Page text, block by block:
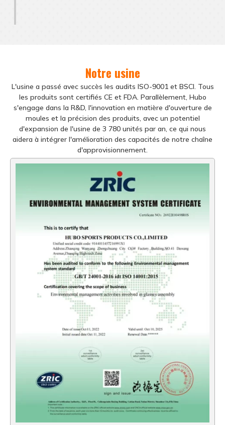
Notre usine
L'usine a passé avec succès les audits ISO-9001 et BSCI. Tous
les produits sont certifiés CE et FDA. Parallèlement, Hubo
s'engage dans la R&D, l'innovation en matière d'ouverture de
moules et la précision des produits, avec un potentiel
d'expansion de l'usine de 3 780 unités par an, ce qui nous
aidera à intégrer l'amélioration des capacités de notre chaîne
d'approvisionnement.